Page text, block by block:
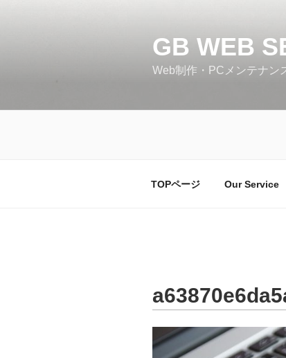
ス
GB WEB
Web制作・PCメンテナン
TOPページ Our Service